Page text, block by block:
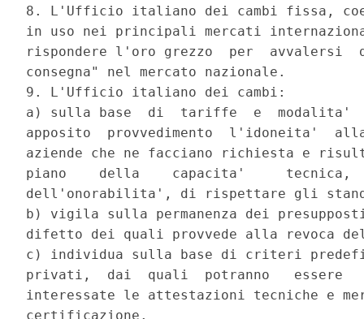
8. L'Ufficio italiano dei cambi fissa,
in uso nei principali mercati
rispondere l'oro grezzo  per  avvalersi
consegna" nel mercato nazionale.
9. L'Ufficio italiano dei cambi:
a) sulla base  di  tariffe  e  modalita'
apposito  provvedimento  l'idoneita'
aziende che ne facciano richiesta e
piano    della    capacita'
dell'onorabilita', di rispettare gli
b) vigila sulla permanenza dei
difetto dei quali provvede alla revoca
c) individua sulla base di criteri
privati,  dai  quali  potranno   essere
interessate le attestazioni tecniche e
certificazione.